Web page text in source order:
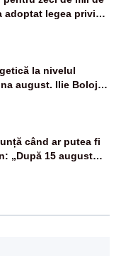
adoptat legea privind
la nivelul
august. Ilie Bolojan
posibile restricții –
când ar putea fi
„După 15 august